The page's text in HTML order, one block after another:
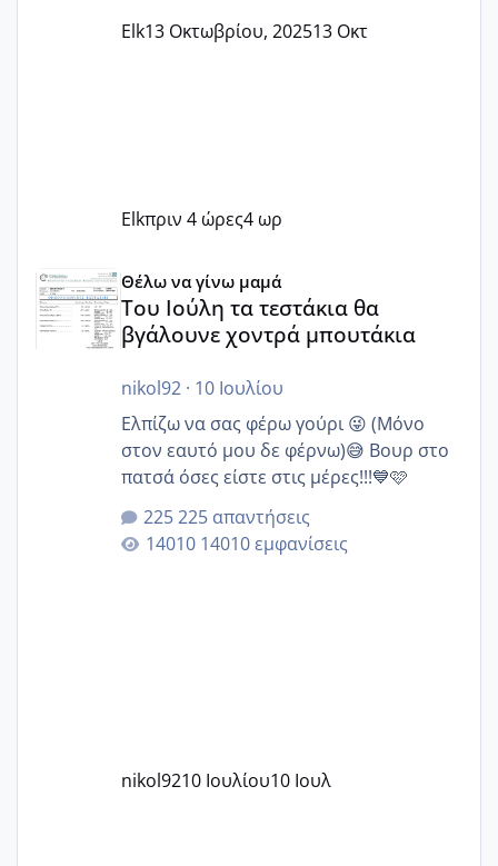
Elk13 Οκτωβρίου, 202513 Οκτ
Elkπριν 4 ώρες4 ωρ
Θέλω να γίνω μαμά
Του Ιούλη τα τεστάκια θα
βγάλουνε χοντρά μπουτάκια
nikol92· 10 Ιουλίου
Ελπίζω να σας φέρω γούρι 😜 (Μόνο
στον εαυτό μου δε φέρνω)😅 Βουρ στο
πατσά όσες είστε στις μέρες!!!💙🩷
225 απαντήσεις
14010 εμφανίσεις
nikol9210 Ιουλίου10 Ιουλ